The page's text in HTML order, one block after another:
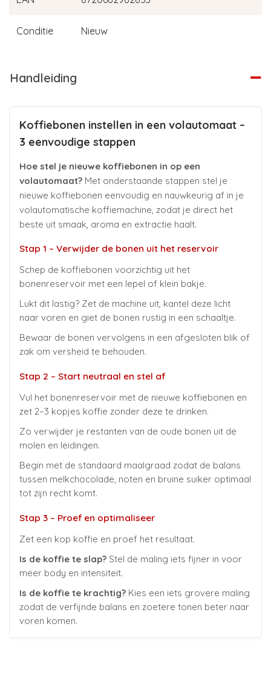
Conditie Nieuw
Handleiding
Koffiebonen instellen in een volautomaat –
3 eenvoudige stappen
Hoe stel je nieuwe koffiebonen in op een
volautomaat? Met onderstaande stappen stel je
nieuwe koffiebonen eenvoudig en nauwkeurig af in je
volautomatische koffiemachine, zodat je direct het
beste uit smaak, aroma en extractie haalt.
Stap 1 – Verwijder de bonen uit het reservoir
Schep de koffiebonen voorzichtig uit het
bonenreservoir met een lepel of klein bakje.
Lukt dit lastig? Zet de machine uit, kantel deze licht
naar voren en giet de bonen rustig in een schaaltje.
Bewaar de bonen vervolgens in een afgesloten blik of
zak om versheid te behouden.
Stap 2 – Start neutraal en stel af
Vul het bonenreservoir met de nieuwe koffiebonen en
zet 2–3 kopjes koffie zonder deze te drinken.
Zo verwijder je restanten van de oude bonen uit de
molen en leidingen.
Begin met de standaard maalgraad zodat de balans
tussen melkchocolade, noten en bruine suiker optimaal
tot zijn recht komt.
Stap 3 – Proef en optimaliseer
Zet een kop koffie en proef het resultaat.
Is de koffie te slap? Stel de maling iets fijner in voor
meer body en intensiteit.
Is de koffie te krachtig? Kies een iets grovere maling
zodat de verfijnde balans en zoetere tonen beter naar
voren komen.